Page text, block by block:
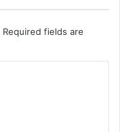
Required fields are